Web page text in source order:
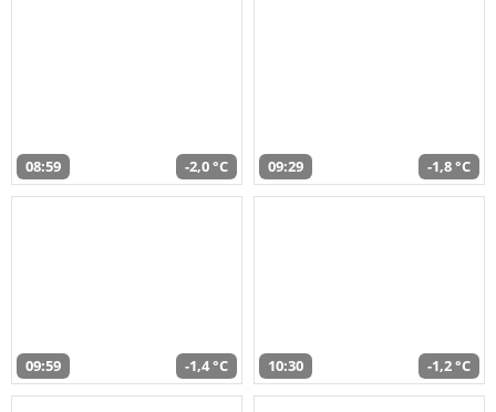
08:59 -2,0 °C 09:29 -1,8 °C
09:59 -1,4 °C 10:30 -1,2 °C